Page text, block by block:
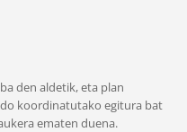
den aldetik, eta plan
koordinatutako egitura bat
ematen duena.